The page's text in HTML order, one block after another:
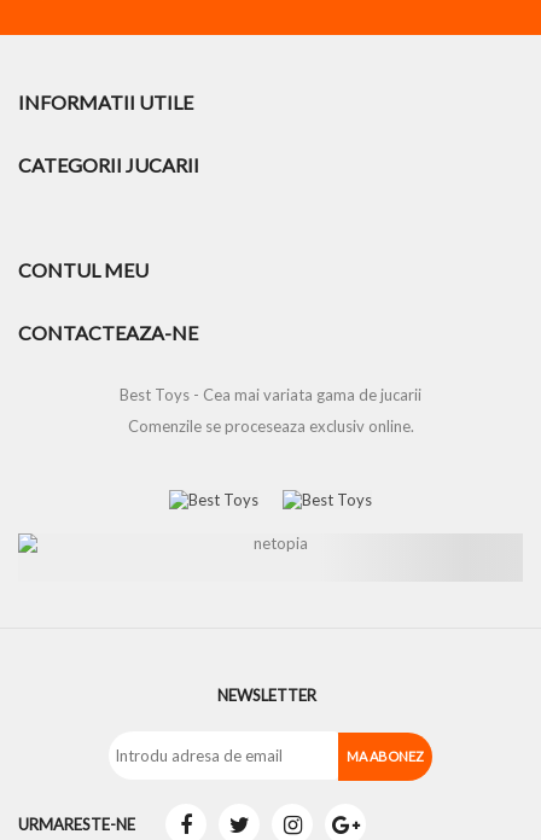
INFORMATII UTILE
CATEGORII JUCARII
CONTUL MEU
CONTACTEAZA-NE
Best Toys - Cea mai variata gama de jucarii
Comenzile se proceseaza exclusiv online.
NEWSLETTER
URMARESTE-NE